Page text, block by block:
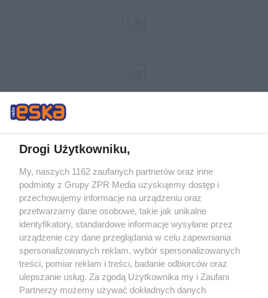
Żaden utwór zamieszczony w serwisie nie może być powielany i
rozpowszechniany lub dalej rozpowszechniany w jakikolwiek sposób (w
tym także elektroniczny lub mechaniczny) na jakimkolwiek polu
eksploatacji w jakiejkolwiek formie, włącznie z umieszczaniem w Internecie
bez pisemnej zgody właściciela praw. Jakiekolwiek użycie lub
wykorzystanie utworów w całości lub w części z naruszeniem prawa, tzn.
bez właściwej zgody, jest zabronione pod groźbą kary i może być ścigane
prawnie.
Drogi Użytkowniku,
My, naszych 1162 zaufanych partnerów oraz inne
podmioty z Grupy ZPR Media uzyskujemy dostęp i
przechowujemy informacje na urządzeniu oraz
przetwarzamy dane osobowe, takie jak unikalne
identyfikatory, standardowe informacje wysyłane przez
urządzenie czy dane przeglądania w celu zapewniania
spersonalizowanych reklam, wybór spersonalizowanych
treści, pomiar reklam i treści, badanie odbiorców oraz
ulepszanie usług. Za zgodą Użytkownika my i Zaufani
Partnerzy możemy używać dokładnych danych